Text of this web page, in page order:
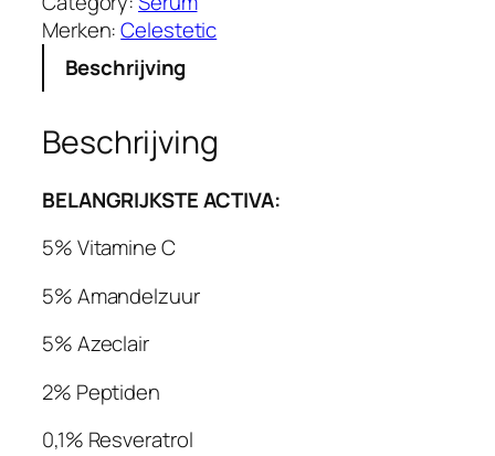
Merken:Celestetic
Beschrijving
Beschrijving
BELANGRIJKSTE ACTIVA:
5% Vitamine C
5% Amandelzuur
5% Azeclair
2% Peptiden
0,1% Resveratrol